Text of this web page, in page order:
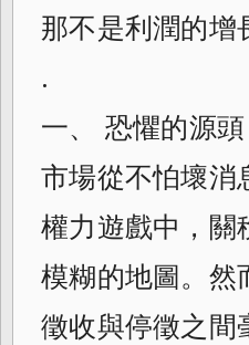
那不是利潤的增
.
一、 恐懼的源
市場從不怕壞消
權力遊戲中，關
模糊的地圖。然
徵收與停徵之間